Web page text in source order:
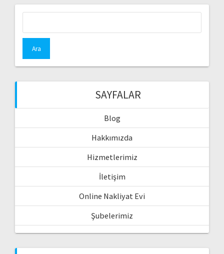
SAYFALAR
Blog
Hakkımızda
Hizmetlerimiz
İletişim
Online Nakliyat Evi
Şubelerimiz